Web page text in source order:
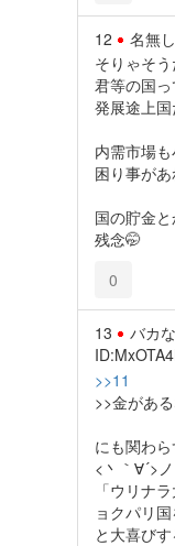
12 名無し
そりゃそ
君等の国
発展途上
内需市場
困り事が
国の貯金
残念🤭
0
13 バカ
>>11
>>金があ
にも関わ
<丶｀∀´>ノ
「ウリナ
ョクパリ
と大喜びす